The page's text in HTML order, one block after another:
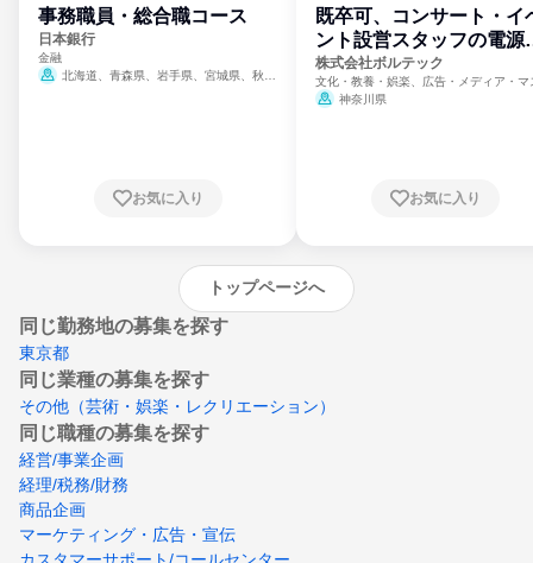
事務職員・総合職コース
日本銀行
金融
北海道、青森県、岩手県、宮城県、秋田
崎県、熊本県、大分県、宮崎県、鹿児島県、
お気に入り
既卒可、コンサート・イ
ント設営スタッフの電源
門
株式会社ボルテック
文化・教養・娯楽、広告・メディア・マ
ミ、電力・ガス・水道・エネルギー
神奈川県
お気に入り
トップページへ
同じ勤務地の募集を探す
東京都
同じ業種の募集を探す
その他（芸術・娯楽・レクリエーション）
同じ職種の募集を探す
経営/事業企画
経理/税務/財務
商品企画
マーケティング・広告・宣伝
カスタマーサポート/コールセンター